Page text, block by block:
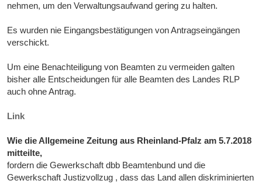
nehmen, um den Verwaltungsaufwand gering zu halten.
Es wurden nie Eingangsbestätigungen von Antragseingängen
verschickt.
Um eine Benachteiligung von Beamten zu vermeiden galten
bisher alle Entscheidungen für alle Beamten des Landes RLP
auch ohne Antrag.
Link
Wie die Allgemeine Zeitung aus Rheinland-Pfalz am 5.7.2018
mitteilte,
fordern die Gewerkschaft dbb Beamtenbund und die
Gewerkschaft Justizvollzug , dass das Land allen diskriminierten